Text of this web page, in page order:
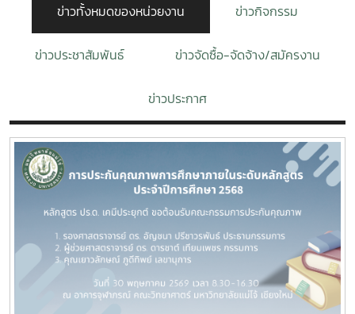
ข่าวทั้งหมดของหน่วยงาน ข่าวกิจกรรม
ข่าวประชาสัมพันธ์ ข่าวจัดซื้อ-จัดจ้าง/สมัครงาน
ข่าวประกาศ